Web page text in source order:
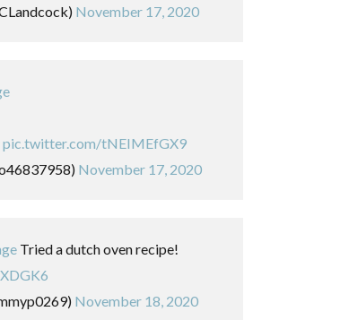
November 17, 2020
pic.twitter.com/tNEIMEfGX9
November 17, 2020
Tried a dutch oven recipe!
November 18, 2020